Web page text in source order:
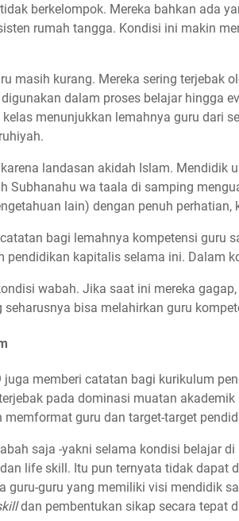
berkelompok. Mereka bahkan ada
rumah tangga. Kondisi ini makin
masih kurang. Mereka sering terjebak
dalam proses belajar hingga
menunjukkan lemahnya guru dari
landasan akidah Islam. Mendidik
Subhanahu wa taala di samping
lain) dengan penuh
bagi lemahnya kompetensi guru
pendidikan kapitalis selama ini. Dalam
wabah. Jika saat ini mereka
seharusnya bisa melahirkan guru
juga memberi catatan bagi kurikulum
pada dominasi muatan
memformat guru dan target-target
saja -yakni selama kondisi belajar
life skill. Itu pun ternyata tidak dapat
guru-guru yang memiliki visi mendidik
dan pembentukan sikap secara tepat